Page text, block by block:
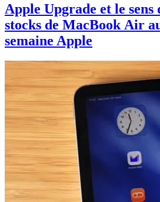
Apple Upgrade et le
stocks de MacBook Air
semaine Apple